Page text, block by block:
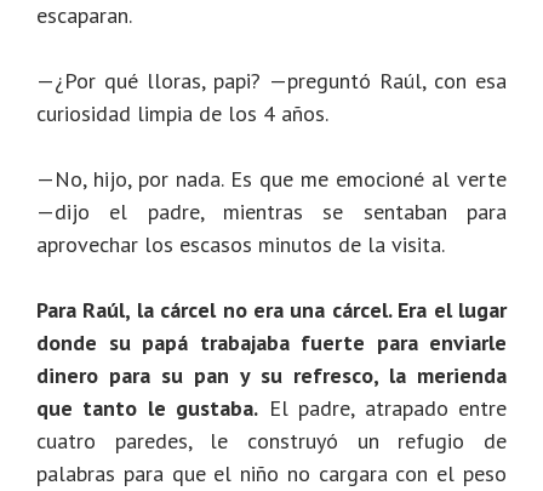
escaparan.
—¿Por qué lloras, papi? —preguntó Raúl, con esa
curiosidad limpia de los 4 años.
—No, hijo, por nada. Es que me emocioné al verte
—dijo el padre, mientras se sentaban para
aprovechar los escasos minutos de la visita.
Para Raúl, la cárcel no era una cárcel. Era el lugar
donde su papá trabajaba fuerte para enviarle
dinero para su pan y su refresco, la merienda
que tanto le gustaba. El padre, atrapado entre
cuatro paredes, le construyó un refugio de
palabras para que el niño no cargara con el peso